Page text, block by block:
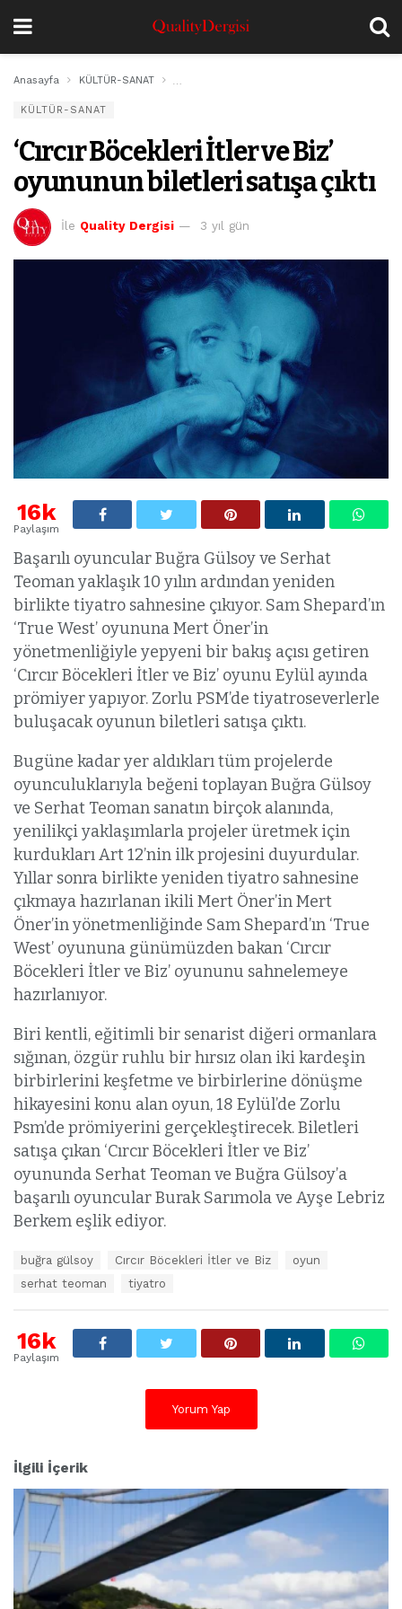
Anasayfa KÜLTÜR-SANAT
KÜLTÜR-SANAT
‘Cırcır Böcekleri İtler ve Biz’
oyununun biletleri satışa çıktı
İle Quality Dergisi 3 yıl gün
16k
Paylaşım
Başarılı oyuncular Buğra Gülsoy ve Serhat
Teoman yaklaşık 10 yılın ardından yeniden
birlikte tiyatro sahnesine çıkıyor. Sam Shepard’ın
‘True West’ oyununa Mert Öner’in
yönetmenliğiyle yepyeni bir bakış açısı getiren
‘Cırcır Böcekleri İtler ve Biz’ oyunu Eylül ayında
prömiyer yapıyor. Zorlu PSM’de tiyatroseverlerle
buluşacak oyunun biletleri satışa çıktı.
Bugüne kadar yer aldıkları tüm projelerde
oyunculuklarıyla beğeni toplayan Buğra Gülsoy
ve Serhat Teoman sanatın birçok alanında,
yenilikçi yaklaşımlarla projeler üretmek için
kurdukları Art 12’nin ilk projesini duyurdular.
Yıllar sonra birlikte yeniden tiyatro sahnesine
çıkmaya hazırlanan ikili Mert Öner’in Mert
Öner’in yönetmenliğinde Sam Shepard’ın ‘True
West’ oyununa günümüzden bakan ‘Cırcır
Böcekleri İtler ve Biz’ oyununu sahnelemeye
hazırlanıyor.
Biri kentli, eğitimli bir senarist diğeri ormanlara
sığınan, özgür ruhlu bir hırsız olan iki kardeşin
birbirlerini keşfetme ve birbirlerine dönüşme
hikayesini konu alan oyun, 18 Eylül’de Zorlu
Psm’de prömiyerini gerçekleştirecek. Biletleri
satışa çıkan ‘Cırcır Böcekleri İtler ve Biz’
oyununda Serhat Teoman ve Buğra Gülsoy’a
başarılı oyuncular Burak Sarımola ve Ayşe Lebriz
Berkem eşlik ediyor.
t
l
buğra gülsoy Cırcır Böcekleri İtler ve Biz
oyun
serhat teoman
tiyatro
16k
Paylaşım
Yorum Yap
İlgili İçerik